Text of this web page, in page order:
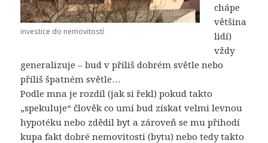
investice do nemovitostí
chápe
většina
lidí)
vždy
generalizuje – bud v příliš dobrém světle nebo
příliš špatném světle…
Podle mna je rozdíl (jak si řekl) pokud takto
„spekuluje“ člověk co umí bud získat velmi levnou
hypotéku nebo zdědil byt a zároveň se mu přihodí
kupa fakt dobré nemovitosti (bytu) nebo tedy takto